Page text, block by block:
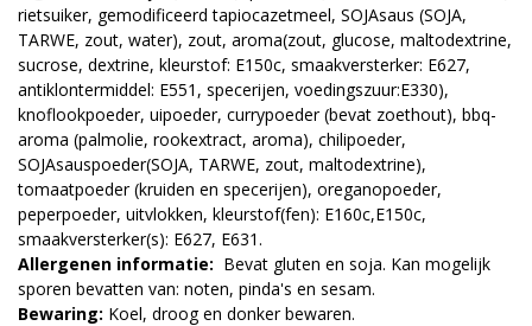
rietsuiker, gemodificeerd tapiocazetmeel, SOJAsaus (SOJA,
TARWE, zout, water), zout, aroma(zout, glucose, maltodextrine,
sucrose, dextrine, kleurstof: E150c, smaakversterker: E627,
antiklontermiddel: E551, specerijen, voedingszuur:E330),
knoflookpoeder, uipoeder, currypoeder (bevat zoethout), bbq-
aroma (palmolie, rookextract, aroma), chilipoeder,
SOJAsauspoeder(SOJA, TARWE, zout, maltodextrine),
tomaatpoeder (kruiden en specerijen), oreganopoeder,
peperpoeder, uitvlokken, kleurstof(fen): E160c,E150c,
smaakversterker(s): E627, E631.
Allergenen informatie: Bevat gluten en soja. Kan mogelijk
sporen bevatten van: noten, pinda's en sesam.
Bewaring: Koel, droog en donker bewaren.